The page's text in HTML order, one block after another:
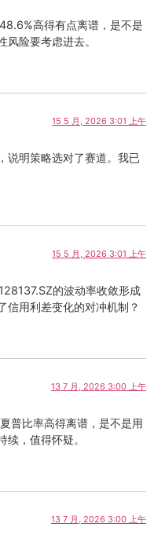
高得有点离谱，是不是
险要考虑进去。
15 5 月, 2026 3:01 上午
说明策略选对了赛道。我已
15 5 月, 2026 3:01 上午
的波动率收敛形成
信用利差变化的对冲机制？
13 7 月, 2026 3:00 上午
普比率高得离谱，是不是用
，值得怀疑。
13 7 月, 2026 3:00 上午